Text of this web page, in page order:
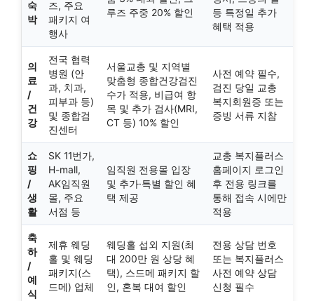
숙
박
즈, 주요
패키지 여
행사
루즈 주중 20% 할인
등 특정일 추가
혜택 적용
의
료
/
건
강
전국 협력
병원 (안
과, 치과,
피부과 등)
및 종합검
진센터
서울교총 및 지역별
맞춤형 종합건강검진
수가 적용, 비급여 항
목 및 추가 검사(MRI,
CT 등) 10% 할인
사전 예약 필수,
검진 당일 교총
복지회원증 또는
증빙 서류 지참
쇼
핑
/
생
활
SK 11번가,
H-mall,
AK임직원
몰, 주요
서점 등
임직원 전용몰 입장
및 추가·특별 할인 혜
택 제공
교총 복지플러스
홈페이지 로그인
후 전용 링크를
통해 접속 시에만
적용
축
하
/
예
식
제휴 웨딩
홀 및 웨딩
패키지(스
드메) 업체
웨딩홀 섭외 지원(최
대 200만 원 상당 혜
택), 스드메 패키지 할
인, 혼복 대여 할인
전용 상담 번호
또는 복지플러스
사전 예약 상담
신청 필수